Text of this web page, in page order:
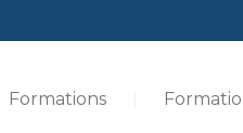
Formations